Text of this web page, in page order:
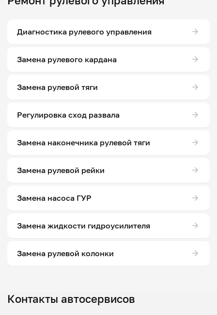
Диагностика рулевого управления
Замена рулевого кардана
Замена рулевой тяги
Регулировка сход развала
Замена наконечника рулевой тяги
Замена рулевой рейки
Замена насоса ГУР
Замена жидкости гидроусилителя
Замена рулевой колонки
Контакты автосервисов